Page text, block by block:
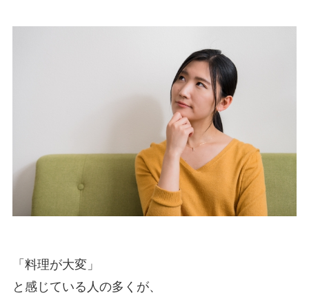
「料理が大変」
と感じている人の多くが、